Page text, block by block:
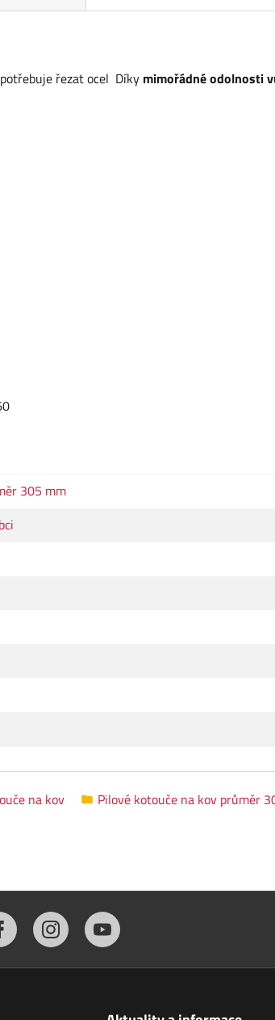
řezat ocel Díky mimořádné odolnosti
305 mm
na kov
Pilové kotouče na kov průměr